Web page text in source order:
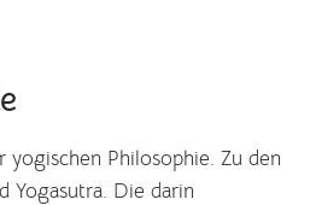
Philosophie. Zu den
Yogasutra. Die darin